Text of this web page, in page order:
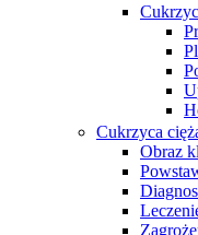
Cukrzyca
Obraz